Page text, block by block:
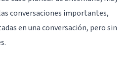
conversaciones importantes,
en una conversación, pero sin